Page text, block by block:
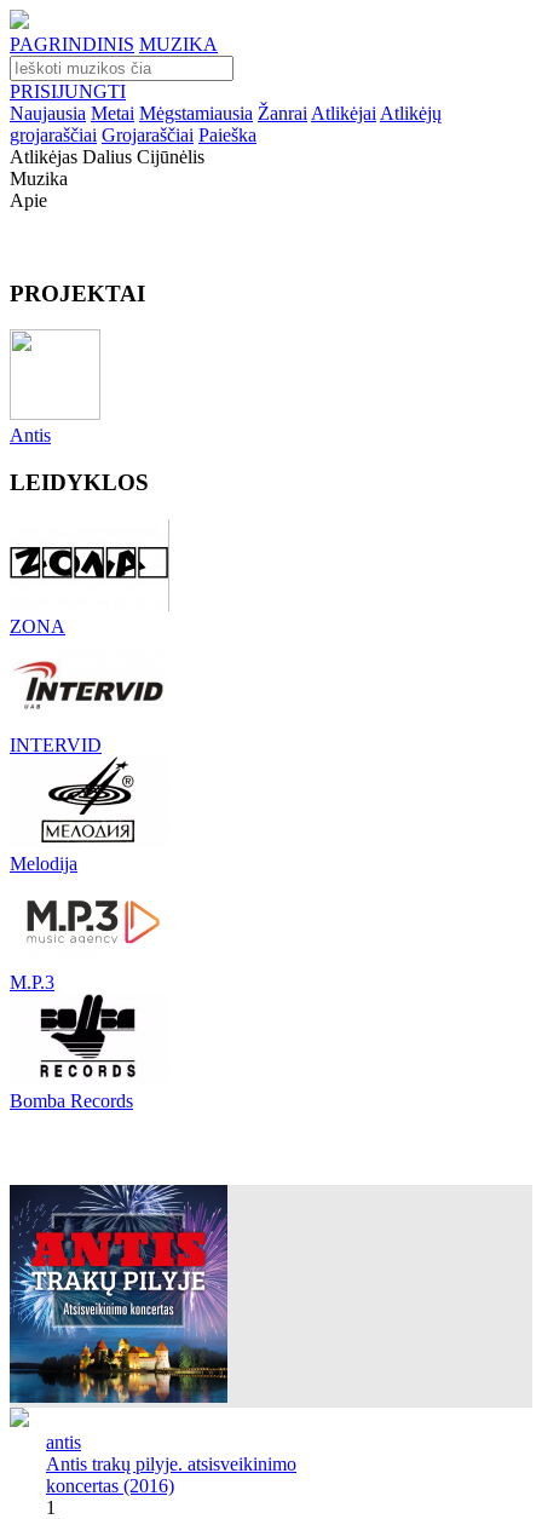
PAGRINDINIS MUZIKA
PRISIJUNGTI
Naujausia Metai Mėgstamiausia Žanrai Atlikėjai Atlikėjų
grojaraščiai Grojaraščiai Paieška
Atlikėjas Dalius Cijūnėlis
Muzika
Apie
PROJEKTAI
Antis
LEIDYKLOS
ZONA
INTERVID
Melodija
M.P.3
Bomba Records
antis
Antis trakų pilyje. atsisveikinimo
koncertas (2016)
1